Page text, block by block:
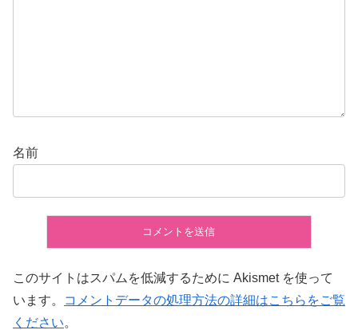
名前
このサイトはスパムを低減するために Akismet を使って
います。
コメントデータの処理方法の詳細はこちらをご覧
ください。